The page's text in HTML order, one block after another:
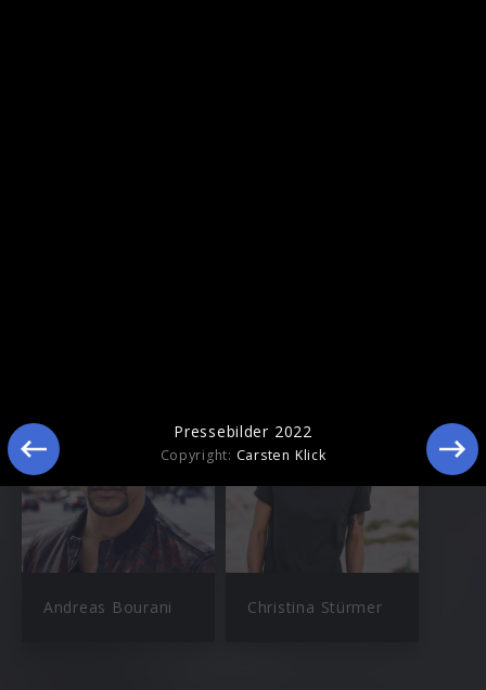
Andreas Bourani Christina Stürmer
Pressebilder 2022
Copyright: Carsten Klick